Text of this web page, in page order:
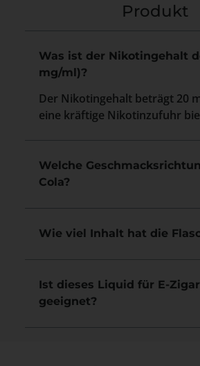
Produkt
Was ist der Nikotingehalt
mg/ml)?
Der Nikotingehalt beträgt 20
eine kräftige Nikotinzufuhr
Welche
Cola?
Wie viel Inhalt hat die
Ist dieses Liquid für E-
geeignet?